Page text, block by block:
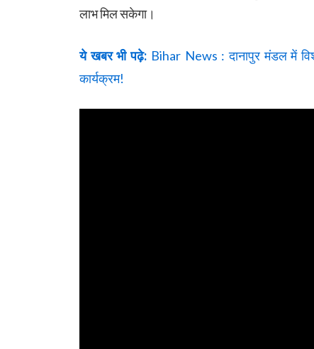
लाभ मिल सकेगा।
ये खबर भी पढ़े: Bihar News : दानापुर मंडल में
कार्यक्रम!